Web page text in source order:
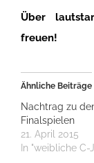
Über
freuen!
Ähnliche Beiträge
Nachtrag zu
Finalspielen
21. April 2015
In "weibliche C-